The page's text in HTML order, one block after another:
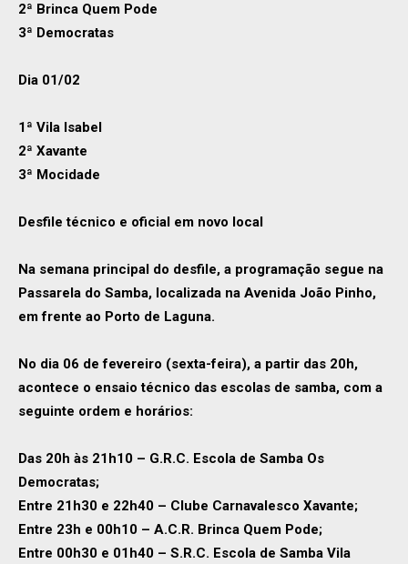
2ª Brinca Quem Pode
3ª Democratas
Dia 01/02
1ª Vila Isabel
2ª Xavante
3ª Mocidade
Desfile técnico e oficial em novo local
Na semana principal do desfile, a programação segue na
Passarela do Samba, localizada na Avenida João Pinho,
em frente ao Porto de Laguna.
No dia 06 de fevereiro (sexta-feira), a partir das 20h,
acontece o ensaio técnico das escolas de samba, com a
seguinte ordem e horários:
Das 20h às 21h10 – G.R.C. Escola de Samba Os
Democratas;
Entre 21h30 e 22h40 – Clube Carnavalesco Xavante;
Entre 23h e 00h10 – A.C.R. Brinca Quem Pode;
Entre 00h30 e 01h40 – S.R.C. Escola de Samba Vila